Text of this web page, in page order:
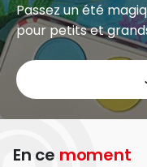
Passez un été
pour petits et
En ce moment